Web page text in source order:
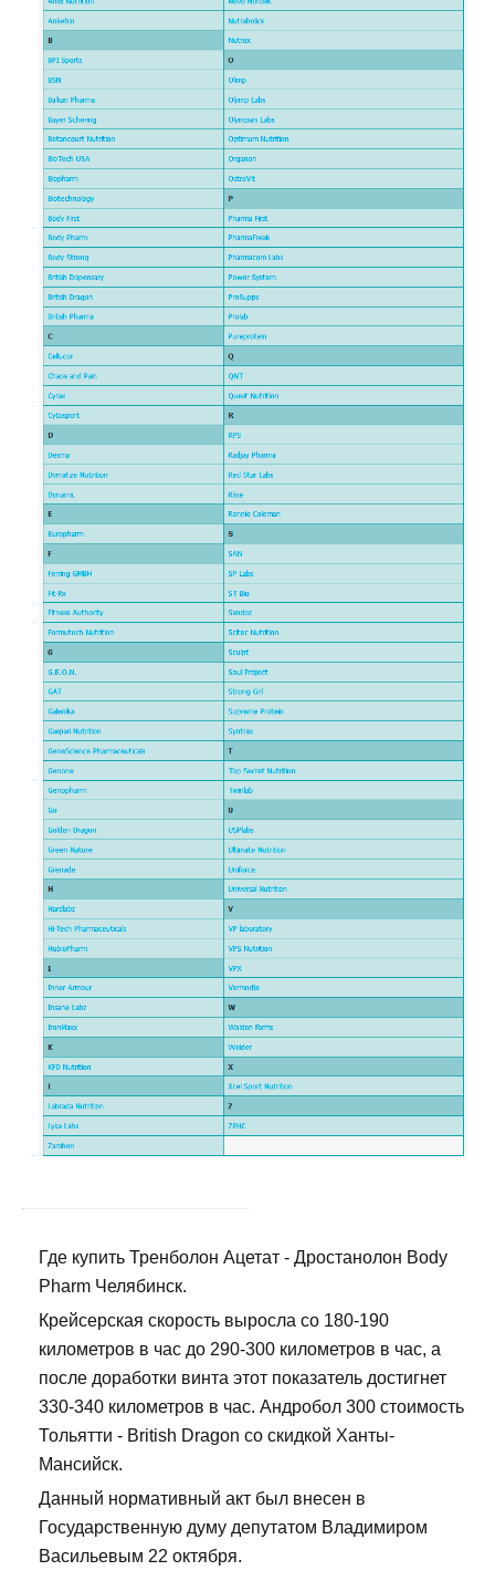
Где купить Тренболон Ацетат - Дростанолон Body
Pharm Челябинск.
Крейсерская скорость выросла со 180-190
километров в час до 290-300 километров в час, а
после доработки винта этот показатель достигнет
330-340 километров в час. Андробол 300 стоимость
Тольятти - British Dragon со скидкой Ханты-
Мансийск.
Данный нормативный акт был внесен в
Государственную думу депутатом Владимиром
Васильевым 22 октября.